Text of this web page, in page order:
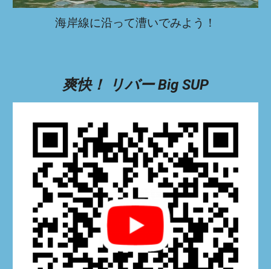
海岸線に沿って漕いでみよう！
爽快！ リバー Big SUP